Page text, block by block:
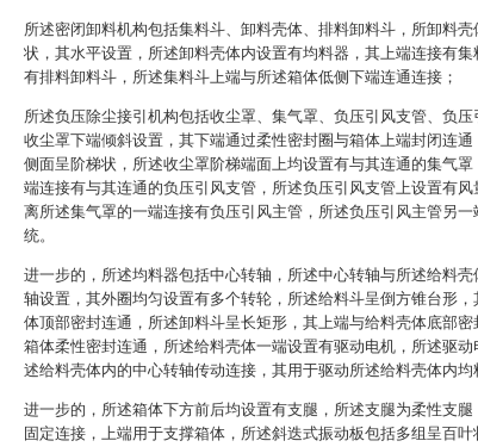
所述密闭卸料机构包括集料斗、卸料壳体、排料卸料斗，所卸料壳
状，其水平设置，所述卸料壳体内设置有均料器，其上端连接有
有排料卸料斗，所述集料斗上端与所述箱体低侧下端连通连接；
所述负压除尘接引机构包括收尘罩、集气罩、负压引风支管、负压
收尘罩下端倾斜设置，其下端通过柔性密封圈与箱体上端封闭连
侧面呈阶梯状，所述收尘罩阶梯端面上均设置有与其连通的集气
端连接有与其连通的负压引风支管，所述负压引风支管上设置有
离所述集气罩的一端连接有负压引风主管，所述负压引风主管另
统。
进一步的，所述均料器包括中心转轴，所述中心转轴与所述给料壳
轴设置，其外圈均匀设置有多个转轮，所述给料斗呈倒方锥台形
体顶部密封连通，所述卸料斗呈长矩形，其上端与给料壳体底部
箱体柔性密封连通，所述给料壳体一端设置有驱动电机，所述驱
述给料壳体内的中心转轴传动连接，其用于驱动所述给料壳体内均
进一步的，所述箱体下方前后均设置有支腿，所述支腿为柔性支腿
固定连接，上端用于支撑箱体，所述斜迭式振动板包括多组呈百